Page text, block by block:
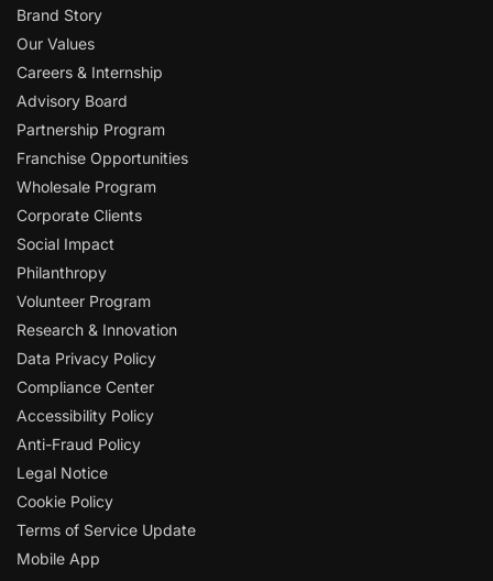
Brand Story
Our Values
Careers & Internship
Advisory Board
Partnership Program
Franchise Opportunities
Wholesale Program
Corporate Clients
Social Impact
Philanthropy
Volunteer Program
Research & Innovation
Data Privacy Policy
Compliance Center
Accessibility Policy
Anti-Fraud Policy
Legal Notice
Cookie Policy
Terms of Service Update
Mobile App